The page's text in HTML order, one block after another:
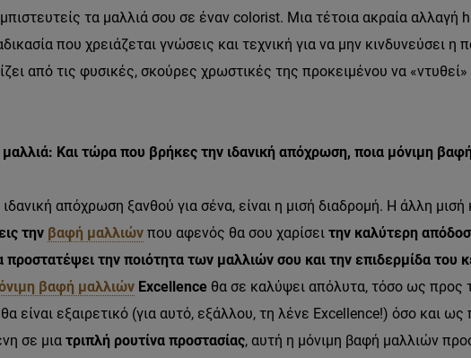
τα μαλλιά σου σε έναν colorist. Μια τέτοια ακραία αλλαγή
που χρειάζεται γνώσεις και τεχνική για να μην κινδυνεύσει η
από τις φυσικές, σκούρες χρωστικές της προκειμένου να
Και τώρα που βρήκες την ιδανική απόχρωση, ποια μόνιμη
απόχρωση ξανθού για σένα, είναι η μισή διαδρομή. Η άλλη μισή
την βαφή μαλλιών που αφενός θα σου χαρίσει την καλύτερη
προστατέψει την ποιότητα των μαλλιών σου και την επιδερμίδα του
βαφή μαλλιών Excellence θα σε καλύψει απόλυτα, τόσο ως προς
είναι εξαιρετικό (για αυτό, εξάλλου, τη λένε Excellence!) όσο και
σε μια τριπλή ρουτίνα προστασίας, αυτή η μόνιμη βαφή μαλλιών